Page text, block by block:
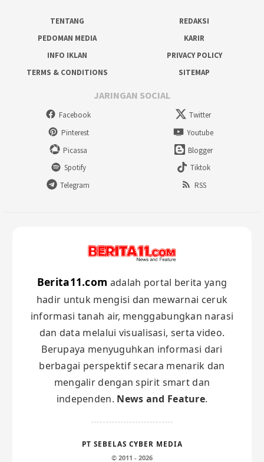
TENTANG
REDAKSI
PEDOMAN MEDIA
KARIR
INFO IKLAN
PRIVACY POLICY
TERMS & CONDITIONS
SITEMAP
JARINGAN SOCIAL
Facebook
Twitter
Pinterest
Youtube
Picassa
Blogger
Spotify
Tiktok
Telegram
RSS
Berita11.com adalah portal berita yang
hadir untuk mengisi dan mewarnai ceruk
informasi tanah air, menggabungkan narasi
dan data melalui visualisasi, serta video.
Berupaya menyuguhkan informasi dari
berbagai perspektif secara menarik dan
mengalir dengan spirit smart dan
independen. News and Feature.
PT SEBELAS CYBER MEDIA
© 2011 - 2026